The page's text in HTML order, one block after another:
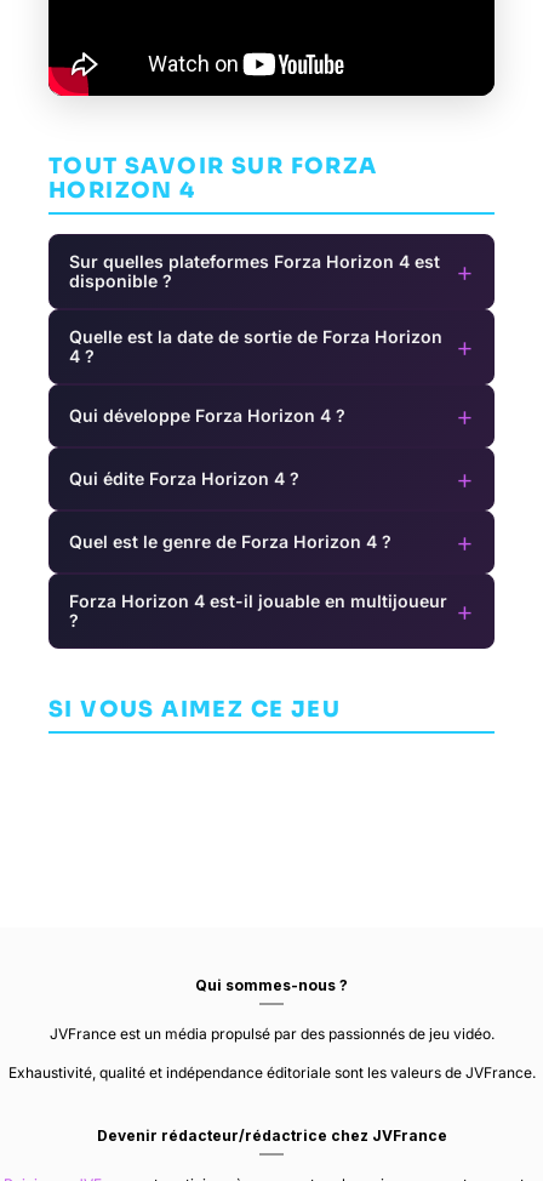
TOUT SAVOIR SUR FORZA
HORIZON 4
Sur quelles plateformes Forza Horizon 4 est
disponible ?
+
Quelle est la date de sortie de Forza Horizon
4 ?
+
Qui développe Forza Horizon 4 ? +
Qui édite Forza Horizon 4 ? +
Quel est le genre de Forza Horizon 4 ? +
Forza Horizon 4 est-il jouable en multijoueur
?
+
SI VOUS AIMEZ CE JEU
Shadow
AVENTURE
Fe
Qui sommes-nous ?
JVFrance est un média propulsé par des passionnés de jeu vidéo.
Exhaustivité, qualité et indépendance éditoriale sont les valeurs de JVFrance.
Devenir rédacteur/rédactrice chez JVFrance